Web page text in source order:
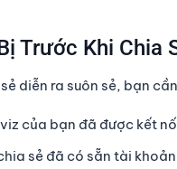
Trước Khi Chia
diễn ra suôn sẻ, bạn
của bạn đã được kết
sẻ đã có sẵn tài